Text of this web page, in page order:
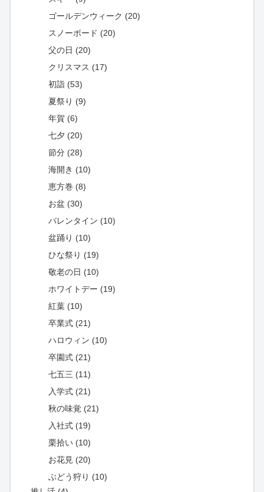
ゴールデンウィーク (20)
スノーボード (20)
父の日 (20)
クリスマス (17)
初詣 (53)
夏祭り (9)
年賀 (6)
七夕 (20)
節分 (28)
海開き (10)
恵方巻 (8)
お盆 (30)
バレンタイン (10)
盆踊り (10)
ひな祭り (19)
敬老の日 (10)
ホワイトデー (19)
紅葉 (10)
卒業式 (21)
ハロウィン (10)
卒園式 (21)
七五三 (11)
入学式 (21)
秋の味覚 (21)
入社式 (19)
栗拾い (10)
お花見 (20)
ぶどう狩り (10)